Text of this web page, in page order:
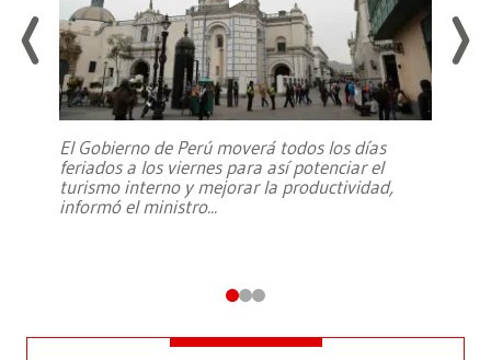
El Gobierno de Perú moverá todos los días
feriados a los viernes para así potenciar el
turismo interno y mejorar la productividad,
informó el ministro...